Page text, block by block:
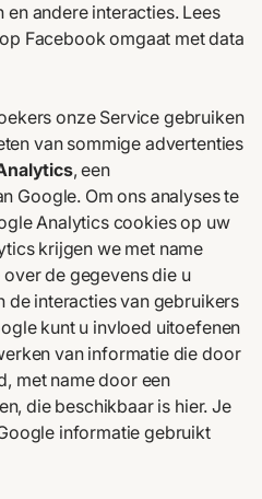
andere interacties. Lees
Facebook omgaat met data
onze Service gebruiken
van sommige advertenties
, een
Google. Om ons analyses te
Analytics cookies op uw
krijgen we met name
de gegevens die u
de interacties van gebruikers
kunt u invloed uitoefenen
van informatie die door
met name door een
die beschikbaar is hier. Je
informatie gebruikt